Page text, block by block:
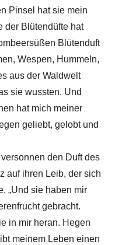
Pinsel hat sie mein
der Blütendüfte hat
Blütenduft
Wespen, Hummeln,
aus der Waldwelt
sie wussten. Und
hat mich meiner
geliebt, gelobt und
den Duft des
auf ihren Leib, der sich
„Und sie haben mir
gebracht.
in mir heran. Hegen
meinem Leben einen